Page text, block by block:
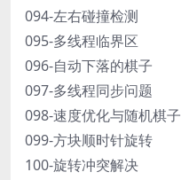
094-左右碰撞检测
095-多线程临界区
096-自动下落的棋子
097-多线程同步问题
098-速度优化与随机棋子
099-方块顺时针旋转
100-旋转冲突解决